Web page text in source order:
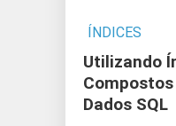
ÍNDICES
Utilizando
Dados SQL